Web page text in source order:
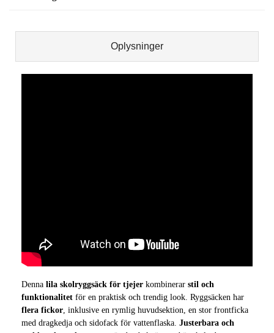
Oplysninger
Denna lila skolryggsäck för tjejer kombinerar stil och
funktionalitet för en praktisk och trendig look. Ryggsäcken har
flera fickor, inklusive en rymlig huvudsektion, en stor frontficka
med dragkedja och sidofack för vattenflaska. Justerbara och